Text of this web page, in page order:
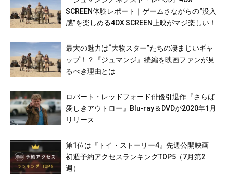
SCREEN体験レポート｜ゲームさながらの“没入
感”を楽しめる4DX SCREEN上映がマジ楽しい！
最大の魅力は“大物スター”たちの凄まじいギャ
ップ！？『ジュマンジ』続編を映画ファンが見
るべき理由とは
ロバート・レッドフォード俳優引退作『さらば
愛しきアウトロー』Blu-ray＆DVDが2020年1月
リリース
第1位は『トイ・ストーリー4』先週公開映画
初週予約アクセスランキングTOP5（7月第2
週）